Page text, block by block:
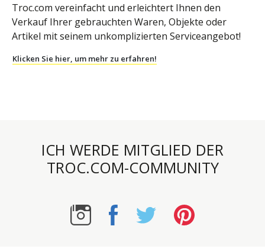
Troc.com vereinfacht und erleichtert Ihnen den
Verkauf Ihrer gebrauchten Waren, Objekte oder
Artikel mit seinem unkomplizierten Serviceangebot!
Klicken Sie hier, um mehr zu erfahren!
ICH WERDE MITGLIED DER
TROC.COM-COMMUNITY